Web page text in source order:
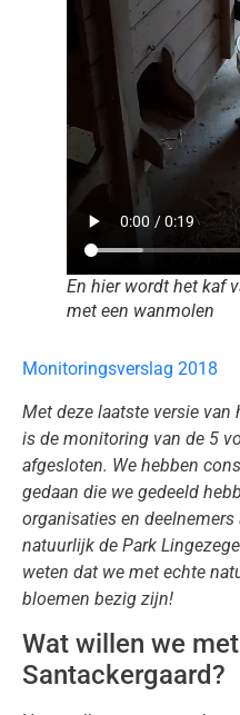
En hier wordt het kaf
met een wanmolen
Monitoringsverslag 2018
Met deze laatste versie
is de monitoring van de 5
afgesloten. We hebben
gedaan die we gedeeld
organisaties en
natuurlijk de Park
weten dat we met echte
bloemen bezig zijn!
Wat willen we
Santackergaard?